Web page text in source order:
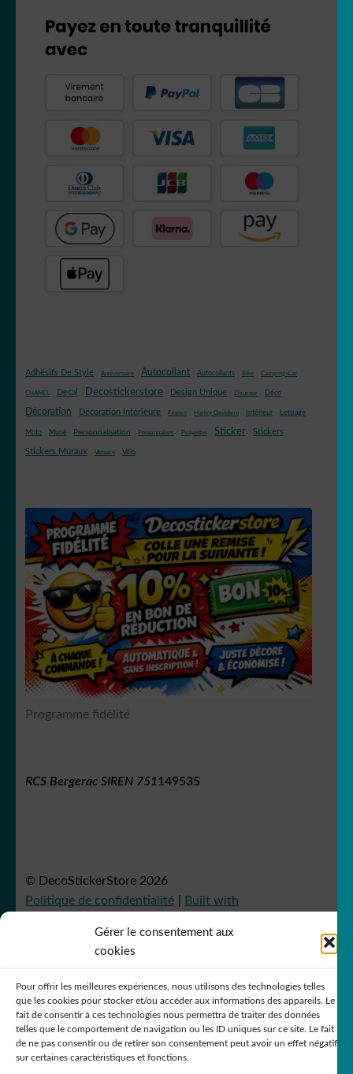
Gérer le consentement aux
cookies
Pour offrir les meilleures expériences, nous utilisons des technologies telles
que les cookies pour stocker et/ou accéder aux informations des appareils. Le
fait de consentir à ces technologies nous permettra de traiter des données
telles que le comportement de navigation ou les ID uniques sur ce site. Le fait
de ne pas consentir ou de retirer son consentement peut avoir un effet négatif
sur certaines caractéristiques et fonctions.
Adhésifs De Style Anniversaire Autocollant Autocollants Bike Camping-Car
CHANEL Decal Decostickerstore Design Unique Douceur Déco
Décoration Décoration Intérieure France Harley Davidson Intérieur Lettrage
Moto Mural Personnalisation Personnaliser Polyester Sticker Stickers
Stickers Muraux Versace Vélo
Programme fidélité
RCS Bergerac SIREN 751149535
© DecoStickerStore 2026
Politique de confidentialité
Built with